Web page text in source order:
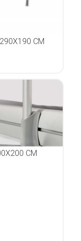
CM
CM